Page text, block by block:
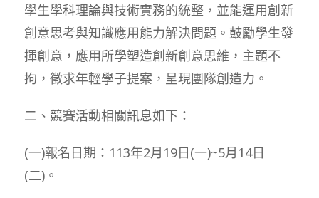
學生學科理論與技術實務的統整，並能運用創新
創意思考與知識應用能力解決問題。鼓勵學生發
揮創意，應用所學塑造創新創意思維，主題不
拘，徵求年輕學子提案，呈現團隊創造力。
二、競賽活動相關訊息如下：
(一)報名日期：113年2月19日(一)~5月14日
(二)。